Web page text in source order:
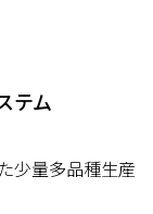
テム
少量多品種生産